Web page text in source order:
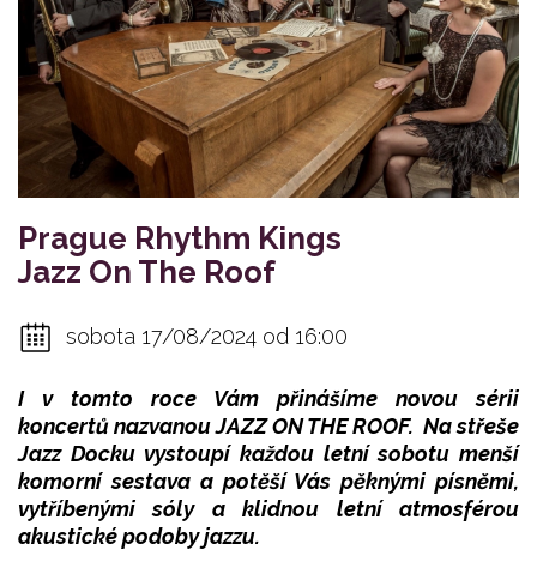
Prague Rhythm Kings
Jazz On The Roof
sobota 17/08/2024 od 16:00
I v tomto roce Vám přinášíme novou sérii
koncertů nazvanou JAZZ ON THE ROOF. Na střeše
Jazz Docku vystoupí každou letní sobotu menší
komorní sestava a potěší Vás pěknými písněmi,
vytříbenými sóly a klidnou letní atmosférou
akustické podoby jazzu.